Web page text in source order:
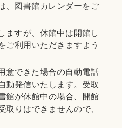
、図書館カレンダーをご
ますが、休館中は開館し
ご利用いただきますよう
意できた場合の自動電話
動発信いたします。受取
館が休館中の場合、開館
取りはできませんので、